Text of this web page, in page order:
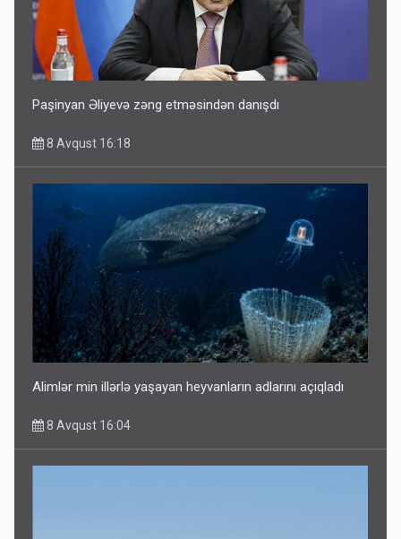
Paşinyan Əliyevə zəng etməsindən danışdı
8 Avqust 16:18
Alimlər min illərlə yaşayan heyvanların adlarını açıqladı
8 Avqust 16:04